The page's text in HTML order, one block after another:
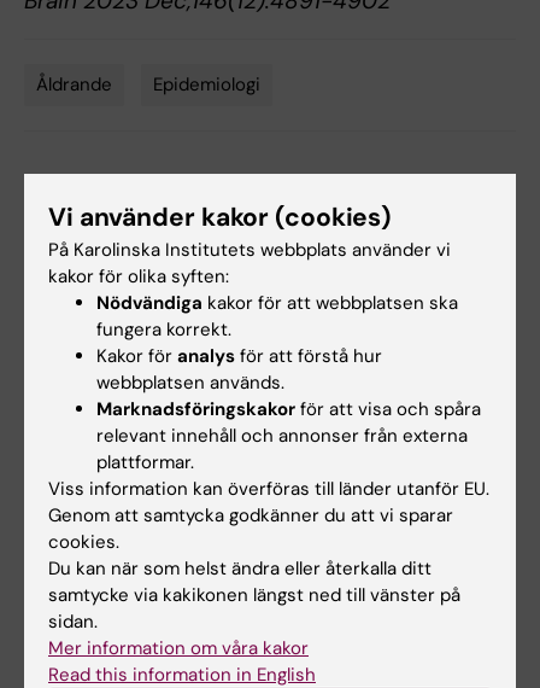
Åldrande Epidemiologi
Gunilla Sonnebring 2023-12-08
Innehållsgranskare:
Sara Hägg
Mer om det här ämnet
Tema: Hälsosamt åldrande
Vårdvetenskap och åldrande
Relaterade artiklar
Vi använder kakor (cookies)
På Karolinska Institutets webbplats använder vi
kakor för olika syften:
Nödvändiga kakor för att webbplatsen ska
fungera korrekt.
Kakor för analys för att förstå hur
webbplatsen används.
Marknadsföringskakor för att visa och spåra
relevant innehåll och annonser från externa
plattformar.
Viss information kan överföras till länder utanför EU.
Genom att samtycka godkänner du att vi sparar
cookies.
Du kan när som helst ändra eller återkalla ditt
samtycke via kakikonen längst ned till vänster på
sidan.
Mer information om våra kakor
Read this information in English